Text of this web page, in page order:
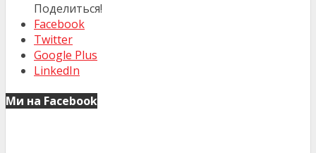
Поделиться!
Facebook
Twitter
Google Plus
LinkedIn
Ми на Facebook